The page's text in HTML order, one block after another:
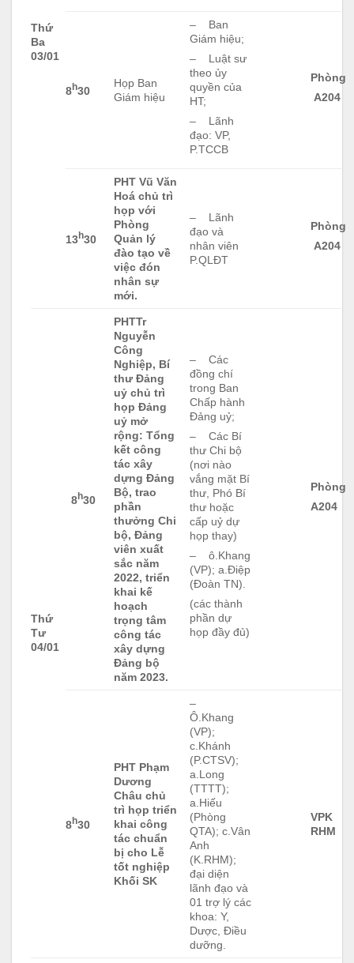
Thứ
Ba
03/01
8h30
Họp Ban
Giám hiệu
– Ban
Giám hiệu;
– Luật sư
theo ủy
quyền của
HT;
– Lãnh
đạo: VP,
P.TCCB
Phòng
A204
13h30
PHT Vũ Văn
Hoá chủ trì
họp với
Phòng
Quản lý
đào tạo về
việc đón
nhân sự
mới.
– Lãnh
đạo và
nhân viên
P.QLĐT
Phòng
A204
Thứ
Tư
04/01
8h30
PHTTr
Nguyễn
Công
Nghiệp, Bí
thư Đảng
uỷ chủ trì
họp Đảng
uỷ mở
rộng: Tổng
kết công
tác xây
dựng Đảng
Bộ, trao
phần
thưởng Chi
bộ, Đảng
viên xuất
sắc năm
2022, triển
khai kế
hoạch
trọng tâm
công tác
xây dựng
Đảng bộ
năm 2023.
– Các
đồng chí
trong Ban
Chấp hành
Đảng uỷ;
– Các Bí
thư Chi bộ
(nơi nào
vắng mặt Bí
thư, Phó Bí
thư hoặc
cấp uỷ dự
họp thay)
– ô.Khang
(VP); a.Điệp
(Đoàn TN).
(các thành
phần dự
họp đầy đủ)
Phòng
A204
8h30
PHT Phạm
Dương
Châu chủ
trì họp triển
khai công
tác chuẩn
bị cho Lễ
tốt nghiệp
Khối SK
–
Ô.Khang
(VP);
c.Khánh
(P.CTSV);
a.Long
(TTTT);
a.Hiếu
(Phòng
QTA); c.Vân
Anh
(K.RHM);
đại diện
lãnh đạo và
01 trợ lý các
khoa: Y,
Dược, Điều
dưỡng.
VPK
RHM